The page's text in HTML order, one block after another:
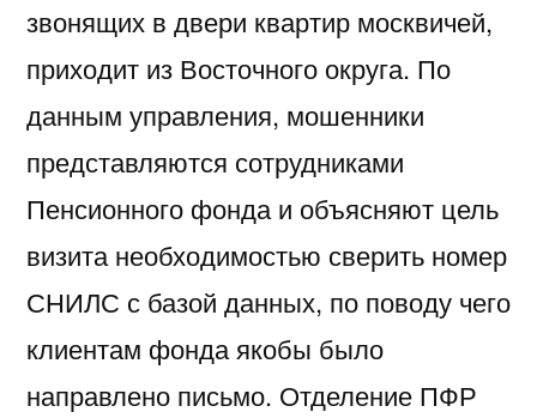
звонящих в двери квартир москвичей,
приходит из Восточного округа. По
данным управления, мошенники
представляются сотрудниками
Пенсионного фонда и объясняют цель
визита необходимостью сверить номер
СНИЛС с базой данных, по поводу чего
клиентам фонда якобы было
направлено письмо. Отделение ПФР